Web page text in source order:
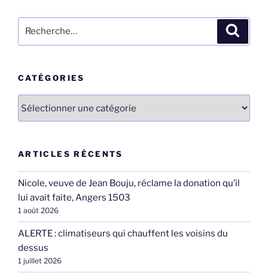
pour
CATÉGORIES
ARTICLES RÉCENTS
Nicole, veuve de Jean Bouju, réclame la donation qu’il
lui avait faite, Angers 1503
1 août 2026
ALERTE : climatiseurs qui chauffent les voisins du
dessus
1 juillet 2026